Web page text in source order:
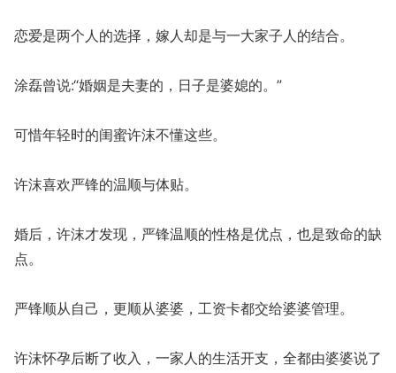
恋爱是两个人的选择，嫁人却是与一大家子人的结合。
涂磊曾说:“婚姻是夫妻的，日子是婆媳的。”
可惜年轻时的闺蜜许沫不懂这些。
许沫喜欢严锋的温顺与体贴。
婚后，许沫才发现，严锋温顺的性格是优点，也是致命的缺
点。
严锋顺从自己，更顺从婆婆，工资卡都交给婆婆管理。
许沫怀孕后断了收入，一家人的生活开支，全都由婆婆说了